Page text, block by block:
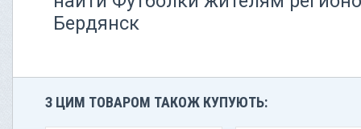
Бердянск
З ЦИМ ТОВАРОМ ТАКОЖ КУПУЮТЬ: